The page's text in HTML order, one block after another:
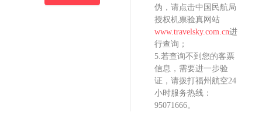
伪，请点击中国民航局
授权机票验真网站
www.travelsky.com.cn进
行查询；
5.若查询不到您的客票
信息，需要进一步验
证，请拨打福州航空24
小时服务热线：
95071666。